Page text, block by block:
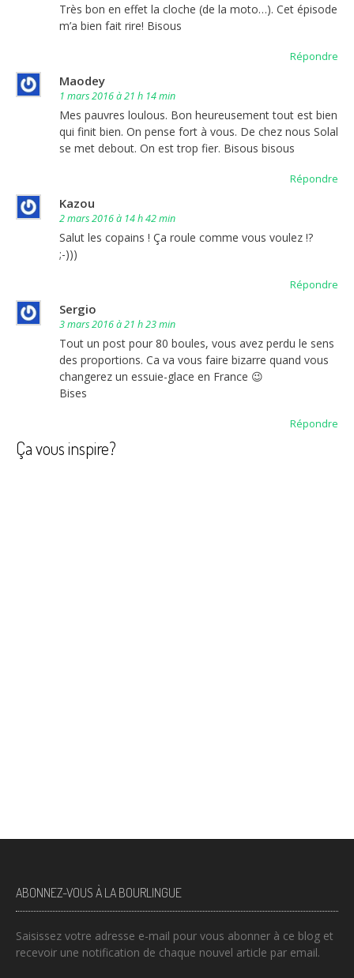
Très bon en effet la cloche (de la moto…). Cet épisode
m’a bien fait rire! Bisous
Répondre
Maodey
1 mars 2016 à 21 h 14 min
Mes pauvres loulous. Bon heureusement tout est bien
qui finit bien. On pense fort à vous. De chez nous Solal
se met debout. On est trop fier. Bisous bisous
Répondre
Kazou
2 mars 2016 à 14 h 42 min
Salut les copains ! Ça roule comme vous voulez !?
;-)))
Répondre
Sergio
3 mars 2016 à 21 h 23 min
Tout un post pour 80 boules, vous avez perdu le sens
des proportions. Ca va vous faire bizarre quand vous
changerez un essuie-glace en France 😉
Bises
Répondre
Ça vous inspire?
ABONNEZ-VOUS À LA BOURLINGUE
Saisissez votre adresse e-mail pour vous abonner à ce blog et
recevoir une notification de chaque nouvel article par email.